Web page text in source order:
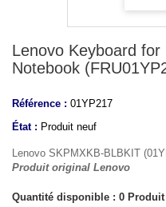
Lenovo Keyboard
Notebook
Référence : 01YP217
État : Produit neuf
Lenovo SKPMXKB-BLBKIT
Produit original Lenovo
Quantité disponible : 0